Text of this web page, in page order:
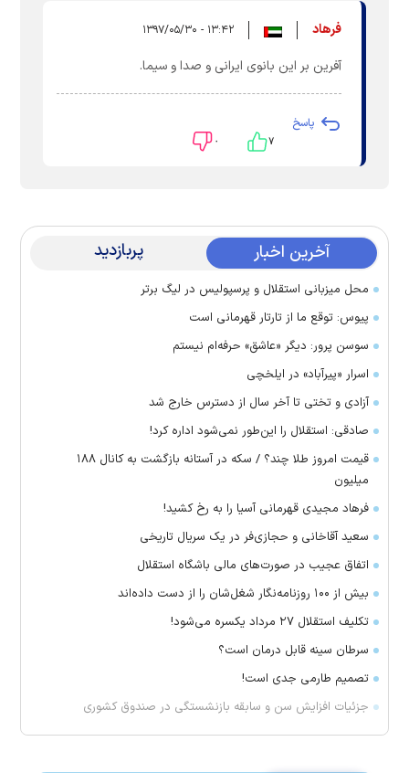
فرهاد ۱۳:۴۲ - ۱۳۹۷/۰۵/۳۰
آفرین بر این بانوی ایرانی و صدا و سیما.
پاسخ
۷ ۰
آخرین اخبار پربازدید
محل میزبانی استقلال و پرسپولیس در لیگ برتر
پیوس: توقع ما از تارتار قهرمانی است
سوسن پرور: دیگر «عاشق» حرفه‌ام نیستم
اسرار «پیرآباد» در ایلخچی
آزادی و تختی تا آخر سال از دسترس خارج شد
صادقی: استقلال را این‌طور نمی‌شود اداره کرد!
قیمت امروز طلا چند؟ / سکه در آستانه بازگشت به کانال ۱۸۸
میلیون
فرهاد مجیدی قهرمانی آسیا را به رخ کشید!
سعید آقاخانی و حجازی‌فر در یک سریال تاریخی
اتفاق عجیب در صورت‌های مالی باشگاه استقلال
بیش از ۱۰۰ روزنامه‌نگار شغل‌شان را از دست داده‌اند
تکلیف استقلال ۲۷ مرداد یکسره می‌شود!
سرطان سینه قابل درمان است؟
تصمیم طارمی جدی است!
جزئیات افزایش سن و سابقه بازنشستگی در صندوق کشوری